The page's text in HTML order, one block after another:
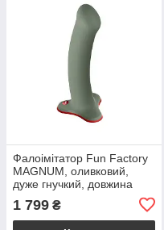
Фалоімітатор Fun Factory
MAGNUM, оливковий,
дуже гнучкий, довжина
1 799 ₴